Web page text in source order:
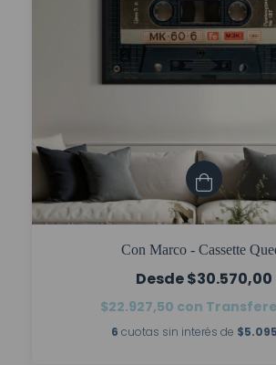
Con Marco - Cassette
$30.570,00
$22.927,50 con
6 cuotas sin interés de